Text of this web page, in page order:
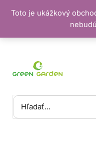
Toto je ukážkový
Vyhľadať: